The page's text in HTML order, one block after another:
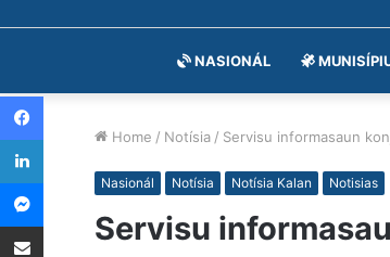
NASIONÁL
Home / Notísia / Servisu informasaun
Nasionál Notísia Notísia Kalan Notisias
Servisu
Facebook
LinkedIn
Messenger